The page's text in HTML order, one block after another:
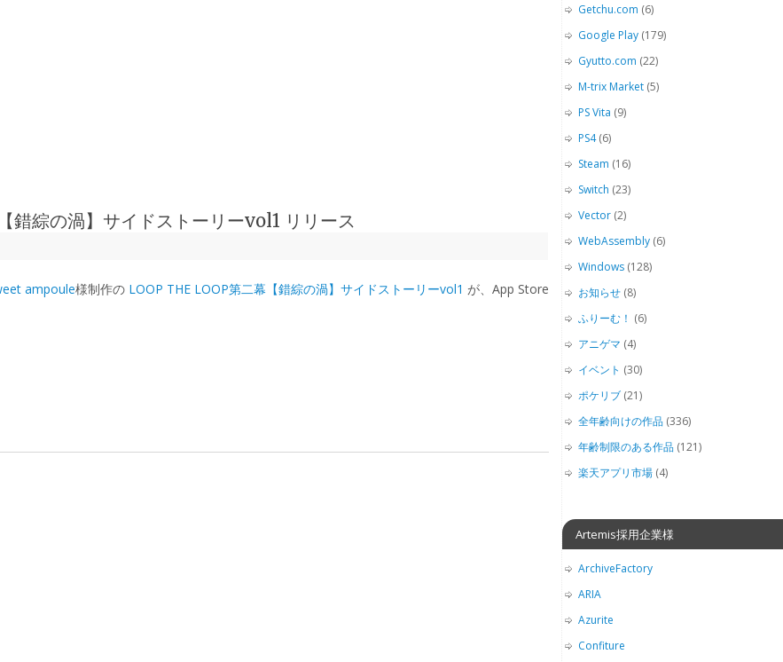
綜の渦】サイドストーリーvol1 リリース
ampoule様制作の LOOP THE LOOP第二幕【錯綜の渦】サイドストーリーvol1 が、App Store
Getchu.com (6)
Google Play (179)
Gyutto.com (22)
M-trix Market (5)
PS Vita (9)
PS4(6)
Steam (16)
Switch (23)
Vector (2)
WebAssembly (6)
Windows (128)
お知らせ (8)
ふりーむ！ (6)
アニゲマ (4)
イベント (30)
ポケリブ (21)
全年齢向けの作品 (336)
年齢制限のある作品 (121)
楽天アプリ市場 (4)
Artemis採用企業様
ArchiveFactory
ARIA
Azurite
Confiture